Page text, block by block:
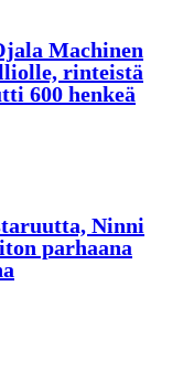
Machinen
rinteistä
600 henkeä
Ninni
parhaana